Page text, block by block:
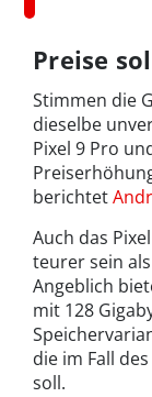
Preise
Stimmen die
dieselbe
Pixel 9 Pro
berichtet
Auch das
teurer sein
Angeblich
mit 128
die im Fall
soll.